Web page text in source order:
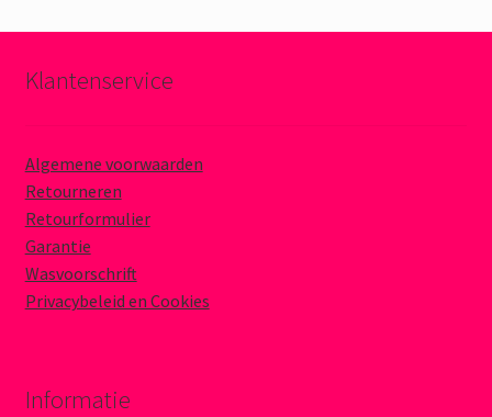
Klantenservice
Algemene voorwaarden
Retourneren
Retourformulier
Garantie
Wasvoorschrift
Privacybeleid en Cookies
Informatie